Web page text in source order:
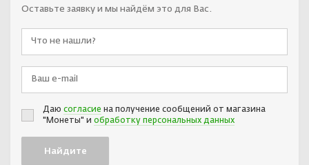
Оставьте заявку и мы найдём это для Вас.
Даю согласие на получение сообщений от магазина
"Монеты" и обработку персональных данных